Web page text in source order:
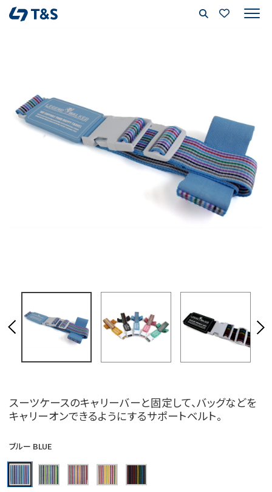
スーツケースのキャリーバーと固定して、バッグなどを
キャリーオンできるようにするサポートベルト。
ブルー BLUE